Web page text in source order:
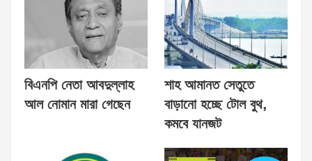
বিএনপি নেতা আবদুল্লাহ
আল নোমান মারা গেছেন
শাহ আমানত সেতুতে
বাড়ানো হচ্ছে টোল বুথ,
কমবে যানজট